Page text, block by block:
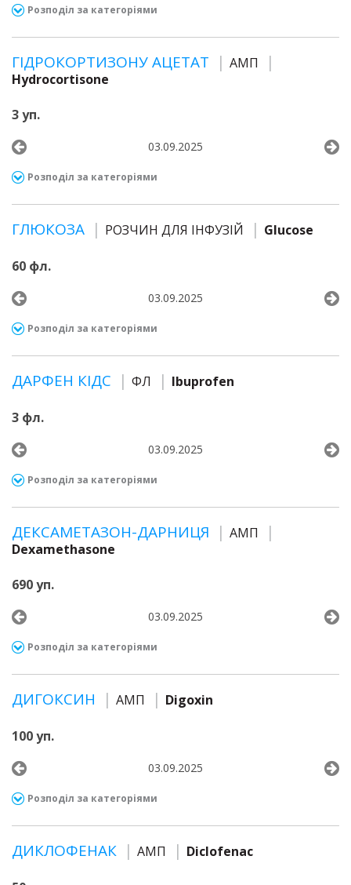
Розподіл за категоріями
ГІДРОКОРТИЗОНУ АЦЕТАТ
АМП
Hydrocortisone
3 уп.
03.09.2025
Розподіл за категоріями
ГЛЮКОЗА РОЗЧИН ДЛЯ ІНФУЗІЙ Glucose
60 фл.
03.09.2025
Розподіл за категоріями
ДАРФЕН КІДС ФЛ Ibuprofen
3 фл.
03.09.2025
Розподіл за категоріями
ДЕКСАМЕТАЗОН-ДАРНИЦЯ
АМП
Dexamethasone
690 уп.
03.09.2025
Розподіл за категоріями
ДИГОКСИН АМП Digoxin
100 уп.
03.09.2025
Розподіл за категоріями
ДИКЛОФЕНАК АМП Diclofenac